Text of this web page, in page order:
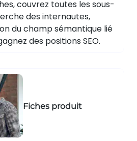
couvrez toutes les sous-
des internautes,
du champ sémantique lié
des positions SEO.
Fiches produit